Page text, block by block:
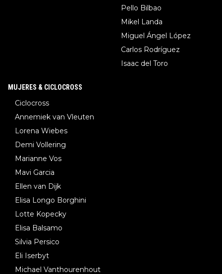
Pello Bilbao
Mikel Landa
Miguel Ángel López
Carlos Rodríguez
Isaac del Toro
MUJERES & CICLOCROSS
Ciclocross
Annemiek van Vleuten
Lorena Wiebes
Demi Vollering
Marianne Vos
Mavi Garcia
Ellen van Dijk
Elisa Longo Borghini
Lotte Kopecky
Elisa Balsamo
Silvia Persico
Eli Iserbyt
Michael Vanthourenhout